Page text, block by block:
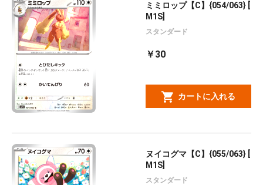
ミミロップ【C】{054/063} [
M1S]
スタンダード
￥30
カートに入れる
ヌイコグマ【C】{055/063} [
M1S]
スタンダード